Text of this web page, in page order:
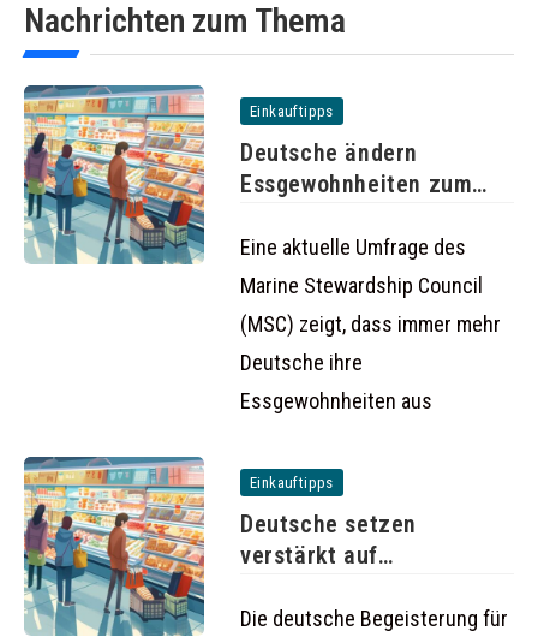
Nachrichten zum Thema
Einkauftipps
Deutsche ändern
Essgewohnheiten zum
Eine aktuelle Umfrage des
Marine Stewardship Council
(MSC) zeigt, dass immer mehr
Deutsche ihre
Essgewohnheiten aus
Einkauftipps
Deutsche setzen
verstärkt auf
steigt auf
Die deutsche Begeisterung für